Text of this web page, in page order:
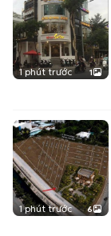
1 phút trước 1
1 phút trước 6